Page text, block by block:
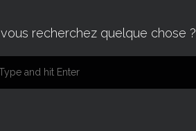
vous recherchez quelque chose ?